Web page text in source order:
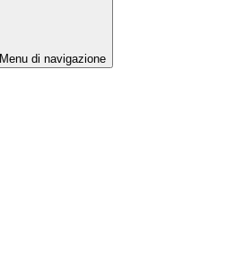
Menu di navigazione